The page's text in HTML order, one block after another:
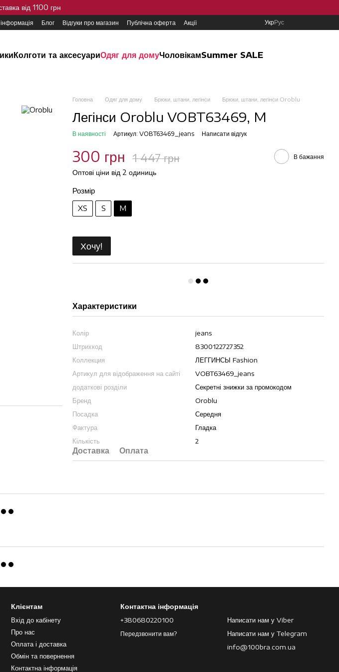
від 1100 грн
Блог Відгуки про магазин Публічна оферта Акції УкрРус
Колготи та аксесуариОдяг для домуЧоловікамSummer SALE
Головна Одяг для дому Брюки, штани, легінси Брюки, штани, легінси Oroblu
Легінси Oroblu VOBT63469, M
В наявності Артикул: VOBT63469_jeans Написати відгук
300 грн 1 447 грн В бажання
Оптові ціни від 2 одиниць
Розмір
XS S M
Хочу!
Характеристики
Колір
jeans
Штрихкод
8300122727352
Коллекция
ЛЕГГИНСЫ Fashion
Артикул для відображення на сайті
VOBT63469_jeans
додаткові розділи
Секретні знижки за промокодом
Бренд
Oroblu
Посадка
Середня
Фактура
Гладка
Кількість
2
Доставка Оплата
Клієнтам
Вхід до кабінету
Про нас
Оплата і доставка
Обмін та повернення
Контактна інформація
Контактна інформація
+380680220100
Передзвонити вам?
Написати нам у Viber
Написати нам у Telegram
info@100bra.com.ua